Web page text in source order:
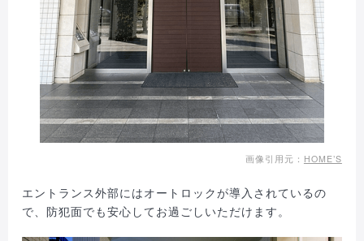
画像引用元： HOME’S
エントランス外部にはオートロックが導入されているの
で、防犯面でも安心してお過ごしいただけます。